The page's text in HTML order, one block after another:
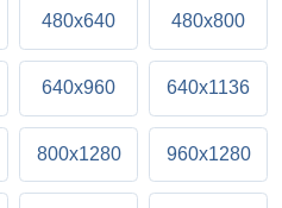
480x640 480x800
640x960 640x1136
800x1280 960x1280